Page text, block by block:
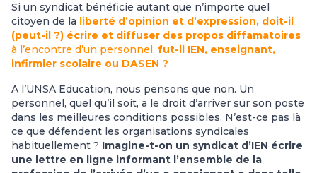
Si un syndicat bénéficie autant que n’importe quel
citoyen de la liberté d’opinion et d’expression, doit-il
(peut-il ?) écrire et diffuser des propos diffamatoires
à l’encontre d’un personnel, fut-il IEN, enseignant,
infirmier scolaire ou DASEN ?
A l’UNSA Education, nous pensons que non. Un
personnel, quel qu’il soit, a le droit d’arriver sur son poste
dans les meilleures conditions possibles. N’est-ce pas là
ce que défendent les organisations syndicales
habituellement ? Imagine-t-on un syndicat d’IEN écrire
une lettre en ligne informant l’ensemble de la